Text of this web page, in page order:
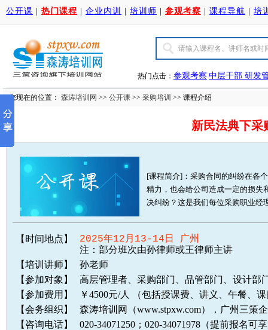
公开课 热门课程 企业内训 培训师 参观考察 课程导航 培
热门点击： 参观考察 中层干部 研发
您现在的位置： 森涛培训网 >> 公开课 >> 采购培训 >> 课程介绍
新民法典下采
[课程简介]：采购合同的纠纷在各
精力，也会给公司造成一定的损失
决纠纷？这是我们每位采购职业经
【时间地点】 2025年12月13-14日 广州
注：部分班次由孙律师或王律师主讲
【培训讲师】
孙老师
【参加对象】
高层管理者、采购部门、品管部门、设计部
【参加费用】
￥4500元/人 （包括授课费、讲义、午餐、
【会务组织】
森涛培训网（www.stpxw.com）．广州三策
【咨询电话】
020-34071250；020-34071978（提前报名可